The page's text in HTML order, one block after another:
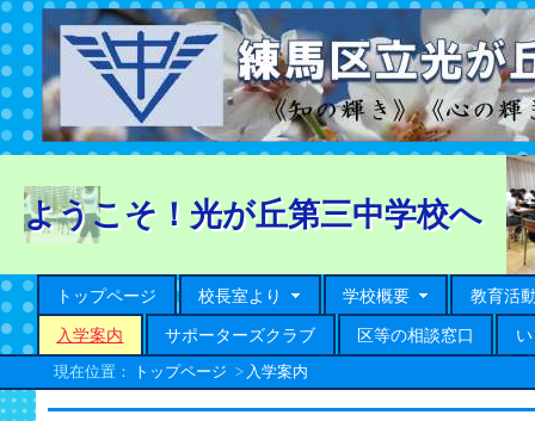
ようこそ！光が丘第三中学校へ
トップページ 校長室より 学校概要 教育活
入学案内 サポーターズクラブ 区等の相談窓口
現在位置： トップページ > 入学案内